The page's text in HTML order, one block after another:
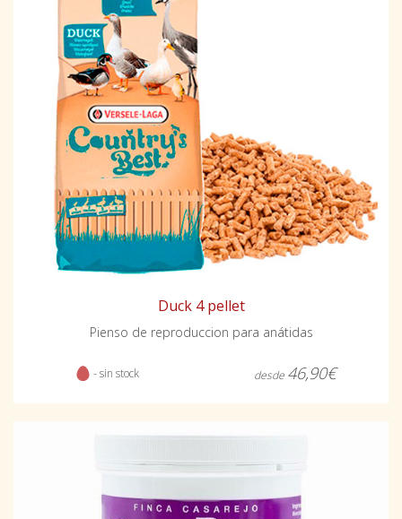
Duck 4 pellet
Pienso de reproduccion para anátidas
- sin stock desde 46,90€